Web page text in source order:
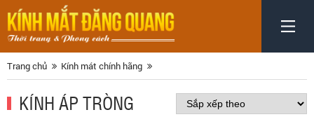
Trang chủ Kính mát chính hãng
KÍNH ÁP TRÒNG